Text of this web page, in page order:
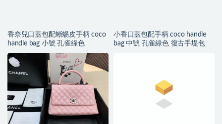
香奈兒口蓋包配蜥蜴皮手柄 coco
handle bag 小號 孔雀綠色
小香口蓋包配手柄 coco handle
bag 中號 孔雀綠色 復古手堤包